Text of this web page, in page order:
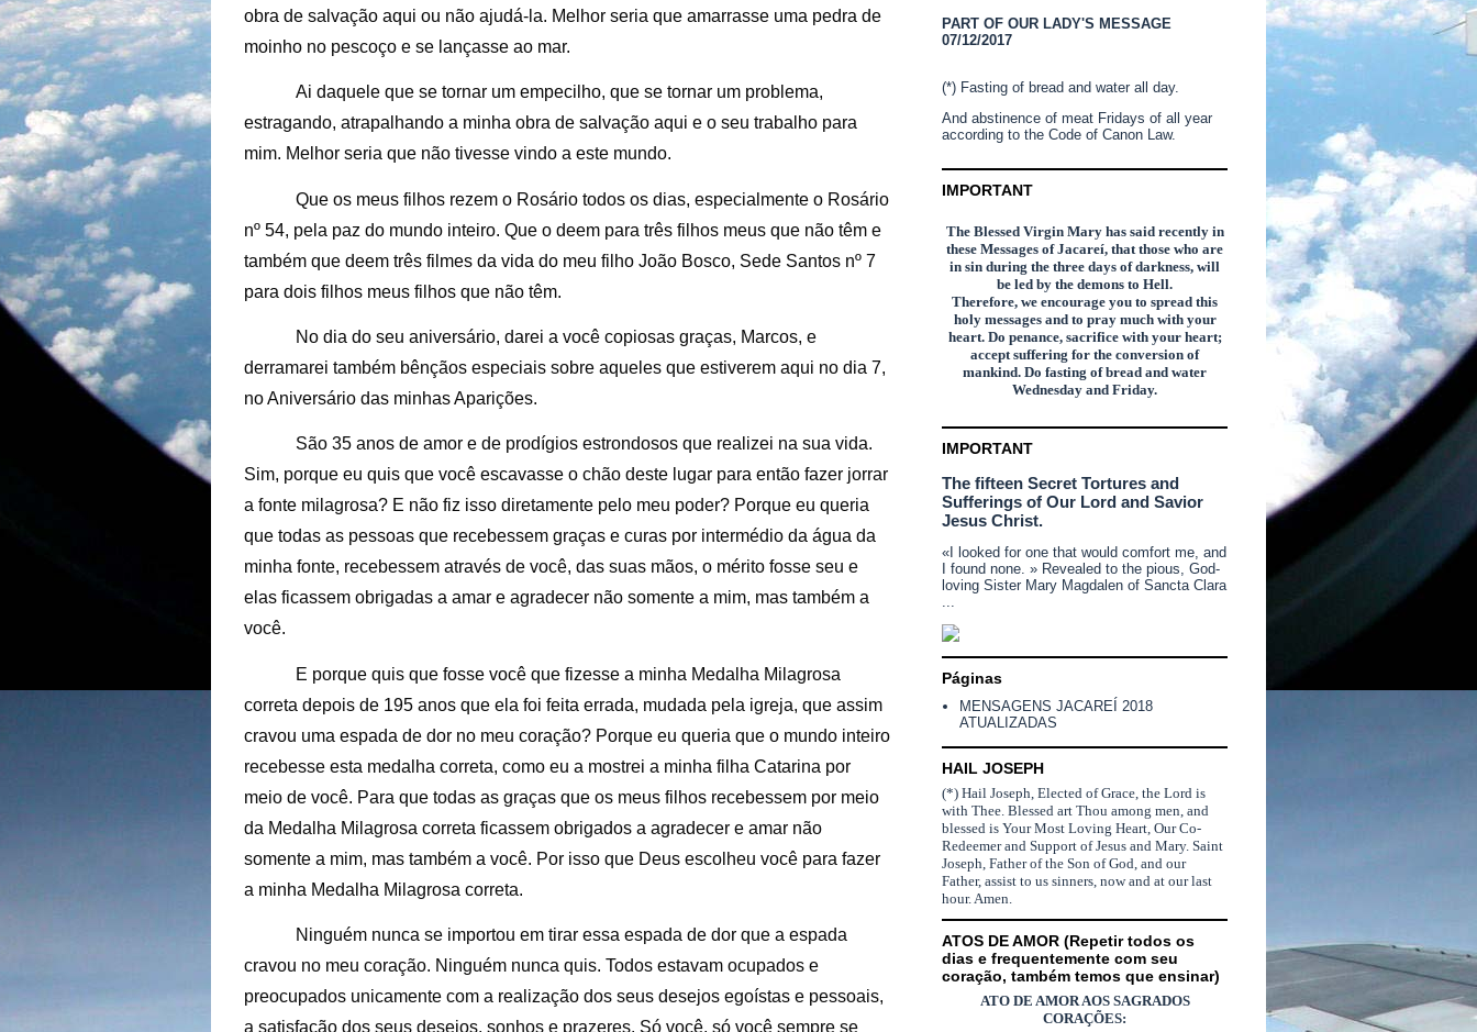
obra de salvação aqui ou não ajudá-la. Melhor seria que amarrasse uma pedra de
moinho no pescoço e se lançasse ao mar.
Ai daquele que se tornar um empecilho, que se tornar um problema,
estragando, atrapalhando a minha obra de salvação aqui e o seu trabalho para
mim. Melhor seria que não tivesse vindo a este mundo.
Que os meus filhos rezem o Rosário todos os dias, especialmente o Rosário
nº 54, pela paz do mundo inteiro. Que o deem para três filhos meus que não têm e
também que deem três filmes da vida do meu filho João Bosco, Sede Santos nº 7
para dois filhos meus filhos que não têm.
No dia do seu aniversário, darei a você copiosas graças, Marcos, e
derramarei também bênçãos especiais sobre aqueles que estiverem aqui no dia 7,
no Aniversário das minhas Aparições.
São 35 anos de amor e de prodígios estrondosos que realizei na sua vida.
Sim, porque eu quis que você escavasse o chão deste lugar para então fazer jorrar
a fonte milagrosa? E não fiz isso diretamente pelo meu poder? Porque eu queria
que todas as pessoas que recebessem graças e curas por intermédio da água da
minha fonte, recebessem através de você, das suas mãos, o mérito fosse seu e
elas ficassem obrigadas a amar e agradecer não somente a mim, mas também a
você.
E porque quis que fosse você que fizesse a minha Medalha Milagrosa
correta depois de 195 anos que ela foi feita errada, mudada pela igreja, que assim
cravou uma espada de dor no meu coração? Porque eu queria que o mundo inteiro
recebesse esta medalha correta, como eu a mostrei a minha filha Catarina por
meio de você. Para que todas as graças que os meus filhos recebessem por meio
da Medalha Milagrosa correta ficassem obrigados a agradecer e amar não
somente a mim, mas também a você. Por isso que Deus escolheu você para fazer
a minha Medalha Milagrosa correta.
Ninguém nunca se importou em tirar essa espada de dor que a espada
cravou no meu coração. Ninguém nunca quis. Todos estavam ocupados e
preocupados unicamente com a realização dos seus desejos egoístas e pessoais,
a satisfação dos seus desejos, sonhos e prazeres. Só você, só você sempre se
PART OF OUR LADY'S MESSAGE
07/12/2017
(*) Fasting of bread and water all day.
And abstinence of meat Fridays of all year
according to the Code of Canon Law.
IMPORTANT
The Blessed Virgin Mary has said recently in
these Messages of Jacareí, that those who are
in sin during the three days of darkness, will
be led by the demons to Hell.
Therefore, we encourage you to spread this
holy messages and to pray much with your
heart. Do penance, sacrifice with your heart;
accept suffering for the conversion of
mankind. Do fasting of bread and water
Wednesday and Friday.
IMPORTANT
The fifteen Secret Tortures and
Sufferings of Our Lord and Savior
Jesus Christ.
«I looked for one that would comfort me, and
I found none. » Revealed to the pious, God-
loving Sister Mary Magdalen of Sancta Clara
...
Páginas
MENSAGENS JACAREÍ 2018
ATUALIZADAS
HAIL JOSEPH
(*) Hail Joseph, Elected of Grace, the Lord is
with Thee. Blessed art Thou among men, and
blessed is Your Most Loving Heart, Our Co-
Redeemer and Support of Jesus and Mary. Saint
Joseph, Father of the Son of God, and our
Father, assist to us sinners, now and at our last
hour. Amen.
ATOS DE AMOR (Repetir todos os
dias e frequentemente com seu
coração, também temos que ensinar)
ATO DE AMOR AOS SAGRADOS
CORAÇÕES: